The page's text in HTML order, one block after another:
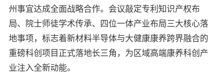
州事宜达成全面战略合作。会议敲定专利知识产权布
局、院士师徒学术传承、四位一体产业布局三大核心落
地事项，标志着新材料半导体与大健康康养跨界融合的
重磅科创项目正式落地长三角，为区域高端康养科创产
业注入全新动能。